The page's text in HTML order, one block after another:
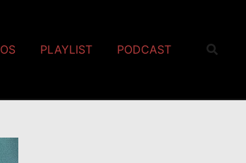
PLAYLIST PODCAST